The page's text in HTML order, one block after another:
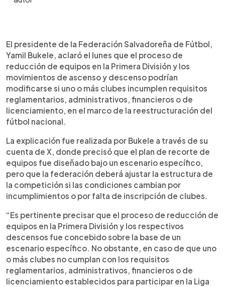
► Escuchar artículo
Yamil Bukele, presidente de la FESFUT, aclaró que
la reducción de equipos en la Primera División de
El Salvador podría adelantarse si uno o más clubes
no cumplen con los requisitos reglamentarios,
administrativos, financieros o de licenciamiento
establecidos para participar en la Liga Mayor.
El presidente de la Federación Salvadoreña de Fútbol,
Yamil Bukele, aclaró el lunes que el proceso de
reducción de equipos en la Primera División y los
movimientos de ascenso y descenso podrían
modificarse si uno o más clubes incumplen requisitos
reglamentarios, administrativos, financieros o de
licenciamiento, en el marco de la reestructuración del
fútbol nacional.
La explicación fue realizada por Bukele a través de su
cuenta de X, donde precisó que el plan de recorte de
equipos fue diseñado bajo un escenario específico,
pero que la federación deberá ajustar la estructura de
la competición si las condiciones cambian por
incumplimientos o por falta de inscripción de clubes.
“Es pertinente precisar que el proceso de reducción de
equipos en la Primera División y los respectivos
descensos fue concebido sobre la base de un
escenario específico. No obstante, en caso de que uno
o más clubes no cumplan con los requisitos
reglamentarios, administrativos, financieros o de
licenciamiento establecidos para participar en la Liga